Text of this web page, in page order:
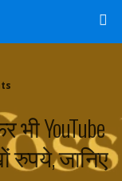
YouTube
रुपये, जानिए